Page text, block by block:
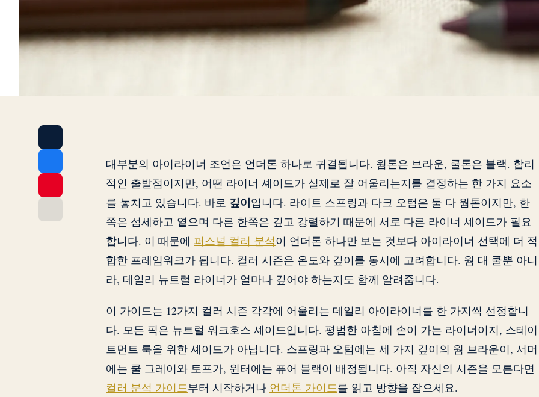
대부분의 아이라이너 조언은 언더톤 하나로 귀결됩니다. 웜톤은 브라운, 쿨톤은 블랙. 합리
적인 출발점이지만, 어떤 라이너 셰이드가 실제로 잘 어울리는지를 결정하는 한 가지 요소
를 놓치고 있습니다. 바로 깊이입니다. 라이트 스프링과 다크 오텀은 둘 다 웜톤이지만, 한
쪽은 섬세하고 옅으며 다른 한쪽은 깊고 강렬하기 때문에 서로 다른 라이너 셰이드가 필요
합니다. 이 때문에 퍼스널 컬러 분석이 언더톤 하나만 보는 것보다 아이라이너 선택에 더 적
합한 프레임워크가 됩니다. 컬러 시즌은 온도와 깊이를 동시에 고려합니다. 웜 대 쿨뿐 아니
라, 데일리 뉴트럴 라이너가 얼마나 깊어야 하는지도 함께 알려줍니다.
이 가이드는 12가지 컬러 시즌 각각에 어울리는 데일리 아이라이너를 한 가지씩 선정합니
다. 모든 픽은 뉴트럴 워크호스 셰이드입니다. 평범한 아침에 손이 가는 라이너이지, 스테이
트먼트 룩을 위한 셰이드가 아닙니다. 스프링과 오텀에는 세 가지 깊이의 웜 브라운이, 서머
에는 쿨 그레이와 토프가, 윈터에는 퓨어 블랙이 배정됩니다. 아직 자신의 시즌을 모른다면
컬러 분석 가이드부터 시작하거나 언더톤 가이드를 읽고 방향을 잡으세요.